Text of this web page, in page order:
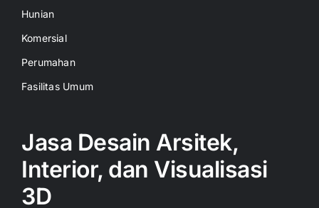
Hunian
Komersial
Perumahan
Fasilitas Umum
Jasa Desain Arsitek,
Interior, dan Visualisasi
3D